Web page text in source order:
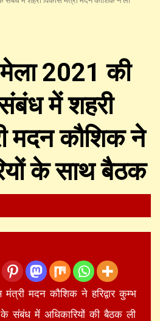
मेला 2021 की
में शहरी
मदन कौशिक ने
के साथ बैठक
मदन कौशिक ने हरिद्वार कुम्भ
संबंध में अधिकारियों की बैठक ली